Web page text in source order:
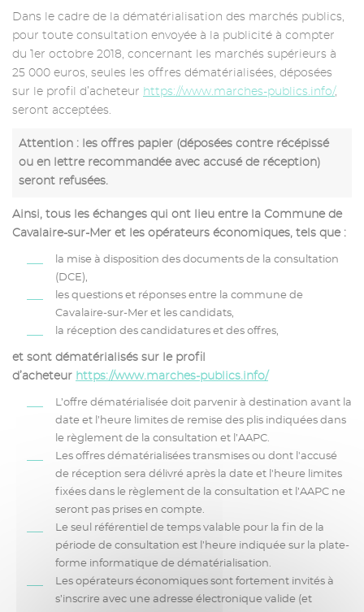
Dans le cadre de la dématérialisation des marchés publics,
pour toute consultation envoyée à la publicité à compter
du 1er octobre 2018, concernant les marchés supérieurs à
25 000 euros, seules les offres dématérialisées, déposées
sur le profil d’acheteur https://www.marches-publics.info/,
seront acceptées.
Attention : les offres papier (déposées contre récépissé
ou en lettre recommandée avec accusé de réception)
seront refusées.
Ainsi, tous les échanges qui ont lieu entre la Commune de
Cavalaire-sur-Mer et les opérateurs économiques, tels que :
la mise à disposition des documents de la consultation
(DCE),
les questions et réponses entre la commune de
Cavalaire-sur-Mer et les candidats,
la réception des candidatures et des offres,
et sont dématérialisés sur le profil
d’acheteur https://www.marches-publics.info/
L’offre dématérialisée doit parvenir à destination avant la
date et l’heure limites de remise des plis indiquées dans
le règlement de la consultation et l’AAPC.
Les offres dématérialisées transmises ou dont l'accusé
de réception sera délivré après la date et l'heure limites
fixées dans le règlement de la consultation et l’AAPC ne
seront pas prises en compte.
Le seul référentiel de temps valable pour la fin de la
période de consultation est l’heure indiquée sur la plate-
forme informatique de dématérialisation.
Les opérateurs économiques sont fortement invités à
s’inscrire avec une adresse électronique valide (et